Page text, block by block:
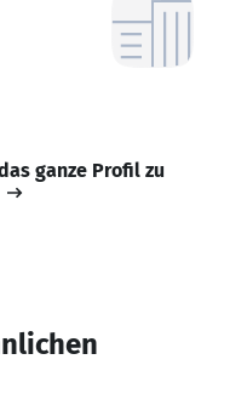
ganze Profil zu